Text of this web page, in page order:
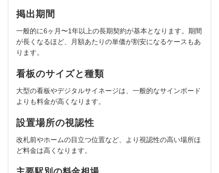
掲出期間
一般的に6ヶ月〜1年以上の長期契約が基本となります。期間
が長くなるほど、月額あたりの単価が割安になるケースもあ
ります。
看板のサイズと種類
大型の看板やデジタルサイネージは、一般的なサインボード
よりも料金が高くなります。
設置場所の視認性
改札前やホームの目立つ位置など、より視認性の高い場所ほ
ど料金は高くなります。